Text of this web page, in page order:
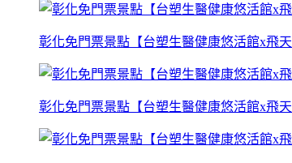
彰化免門票景點【台塑生醫健康悠活館x飛
彰化免門票景點【台塑生醫健康悠活館x飛